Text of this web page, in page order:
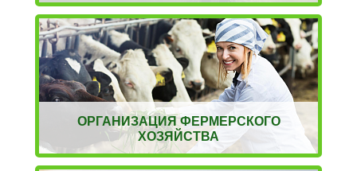
ОРГАНИЗАЦИЯ ФЕРМЕРСКОГО
ХОЗЯЙСТВА